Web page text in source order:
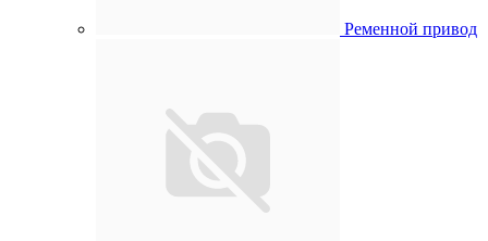
Ременной привод